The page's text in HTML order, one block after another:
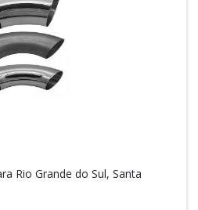
Rio Grande do Sul, Santa